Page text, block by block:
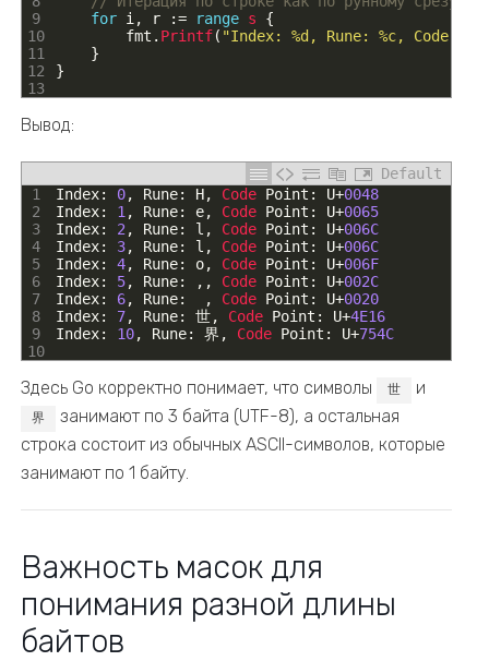
9
10
11
12
13
for i , r := range s
{
fmt . Printf( "Index: %d, Rune: %c, Code
}
}
Вывод:
Default
1
2
3
4
5
6
7
8
9
10
Index: 0, Rune: H, Code Point : U+0048
Index: 1 , Rune: e, Code Point : U+0065
Index: 2 , Rune: l , Code Point : U+006C
Index: 3, Rune: l , Code Point : U+006C
Index: 4, Rune: o, Code Point : U+006F
Index: 5, Rune: , , Code Point : U+002C
Index: 6, Rune: , Code Point : U+0020
Index: 7, Rune: 世, Code Point : U+4E16
Index: 10, Rune: 界 , Code Point : U+754C
Здесь Go корректно понимает, что символы 世 и
界
занимают по 3 байта (UTF-8), а остальная
строка состоит из обычных ASCII-символов, которые
занимают по 1 байту.
Важность масок для
понимания разной длины
байтов